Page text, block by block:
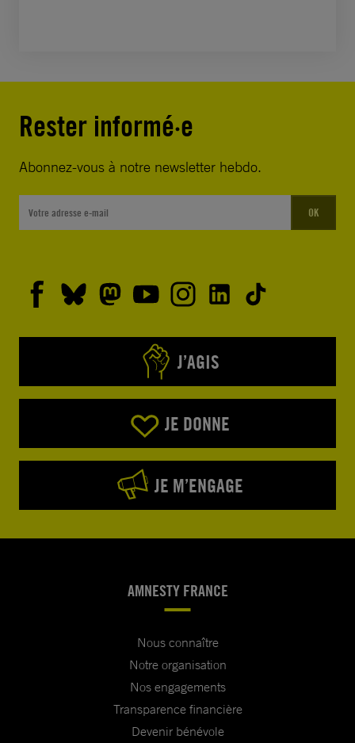
Rester informé·e
Abonnez-vous à notre newsletter hebdo.
OK
J’AGIS
JE DONNE
JE M’ENGAGE
AMNESTY FRANCE
Nous connaître
Notre organisation
Nos engagements
Transparence financière
Devenir bénévole